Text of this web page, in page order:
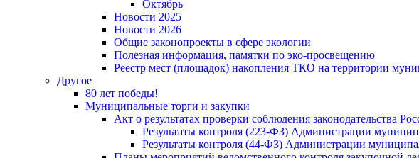
Октябрь
Новости 2025
Новости 2026
Общие законопроекты в сфере экологии
Полезная информация, памятки по эко-просвещению
Реестр мест (площадок) накопления ТКО на территории
Другое
80 лет победы!
Муниципальные торги и закупки
Акт о результатах проверки соблюдения законодательства
Результаты контроля (223-ФЗ) Администрации
Результаты контроля (44-ФЗ) Администрации